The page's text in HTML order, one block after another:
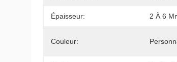
Épaisseur: 2 À 6
Couleur: